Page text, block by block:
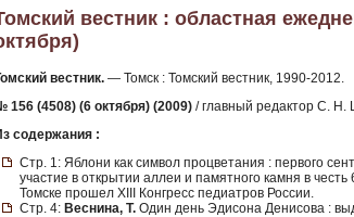
вестник : областная
вестник. — Томск : Томский вестник, 1990-2012.
156 (4508) (6 октября) (2009) / главный редактор С.
содержания :
Стр. 1: Яблони как символ процветания : первого
участие в открытии аллеи и памятного камня в
Томске прошел XIII Конгресс педиатров России.
Стр. 4: Веснина, Т. Один день Эдисона Денисова :